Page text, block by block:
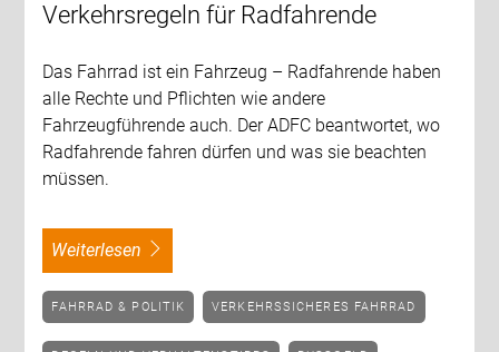
Verkehrsregeln für Radfahrende
Das Fahrrad ist ein Fahrzeug – Radfahrende haben
alle Rechte und Pflichten wie andere
Fahrzeugführende auch. Der ADFC beantwortet, wo
Radfahrende fahren dürfen und was sie beachten
müssen.
weiterlesen
FAHRRAD & POLITIK VERKEHRSSICHERES FAHRRAD